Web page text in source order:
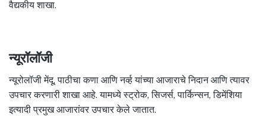
वैद्यकीय शाखा.
न्यूरॉलॉजी
न्यूरोलॉजी मेंदू, पाठीचा कणा आणि नर्व्ह यांच्या आजाराचे निदान आणि त्यावर
उपचार करणारी शाखा आहे. यामध्ये स्ट्रोक, सिजर्स, पार्किन्सन, डिमेंशिया
इत्यादी प्रमुख आजारांवर उपचार केले जातात.